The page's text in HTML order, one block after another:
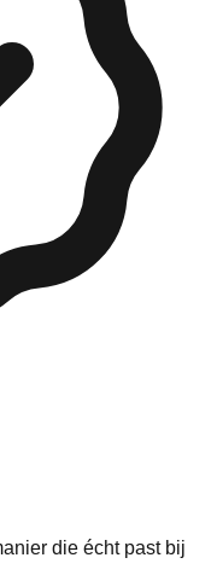
die écht past bij